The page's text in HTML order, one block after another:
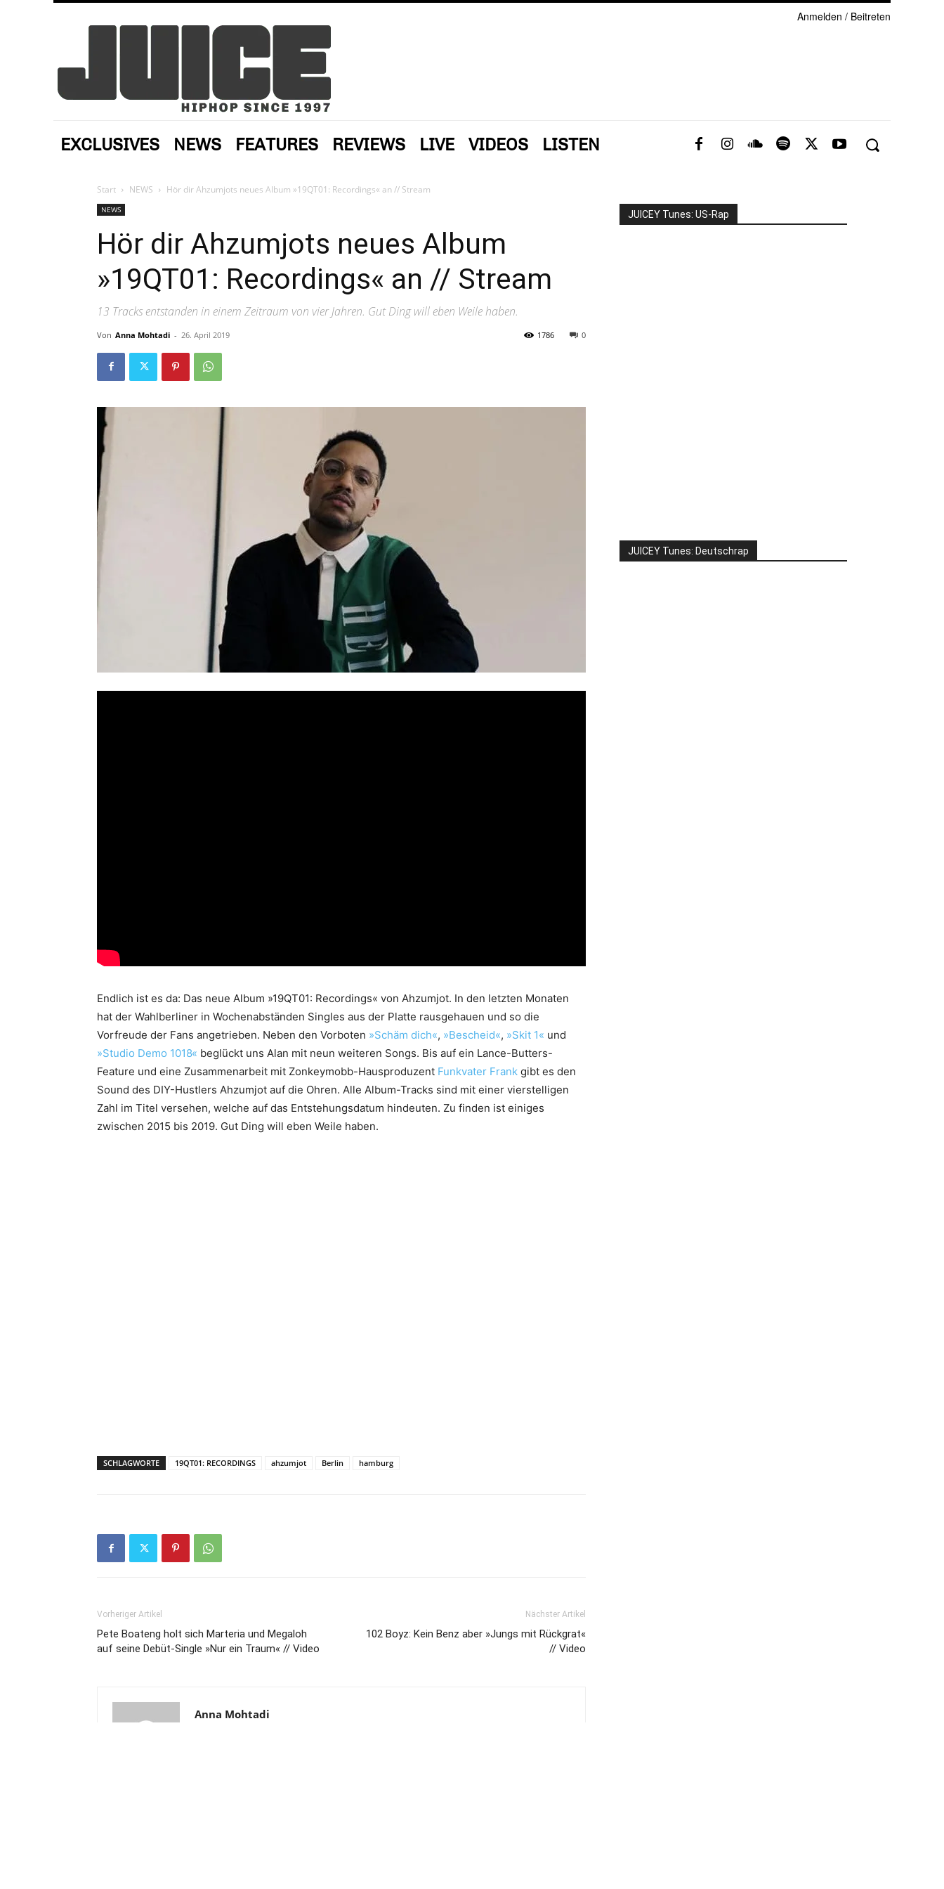
Anmelden / Beitreten
EXCLUSIVES NEWS FEATURES REVIEWS LIVE VIDEOS LISTEN
Start NEWS Hör dir Ahzumjots neues Album »19QT01: Recordings« an // Stream
NEWS
Hör dir Ahzumjots neues Album
»19QT01: Recordings« an // Stream
13 Tracks entstanden in einem Zeitraum von vier Jahren. Gut Ding will eben Weile haben.
Von Anna Mohtadi - 26. April 2019 0
1786
Endlich ist es da: Das neue Album »19QT01: Recordings« von Ahzumjot. In den letzten Monaten
hat der Wahlberliner in Wochenabständen Singles aus der Platte rausgehauen und so die
Vorfreude der Fans angetrieben. Neben den Vorboten »Schäm dich«, »Bescheid«, »Skit 1« und
»Studio Demo 1018« beglückt uns Alan mit neun weiteren Songs. Bis auf ein Lance-Butters-
Feature und eine Zusammenarbeit mit Zonkeymobb-Hausproduzent Funkvater Frank gibt es den
Sound des DIY-Hustlers Ahzumjot auf die Ohren. Alle Album-Tracks sind mit einer vierstelligen
Zahl im Titel versehen, welche auf das Entstehungsdatum hindeuten. Zu finden ist einiges
zwischen 2015 bis 2019. Gut Ding will eben Weile haben.
SCHLAGWORTE 19QT01: RECORDINGS ahzumjot Berlin hamburg
Vorheriger Artikel
Pete Boateng holt sich Marteria und Megaloh
auf seine Debüt-Single »Nur ein Traum« // Video
Nächster Artikel
102 Boyz: Kein Benz aber »Jungs mit Rückgrat«
// Video
Anna Mohtadi
JUICEY Tunes: US-Rap
JUICEY Tunes: Deutschrap